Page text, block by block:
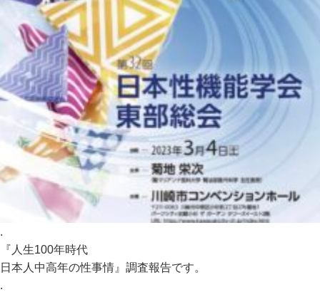
.
『人生100年時代
日本人中高年の性事情』調査報告です。
.